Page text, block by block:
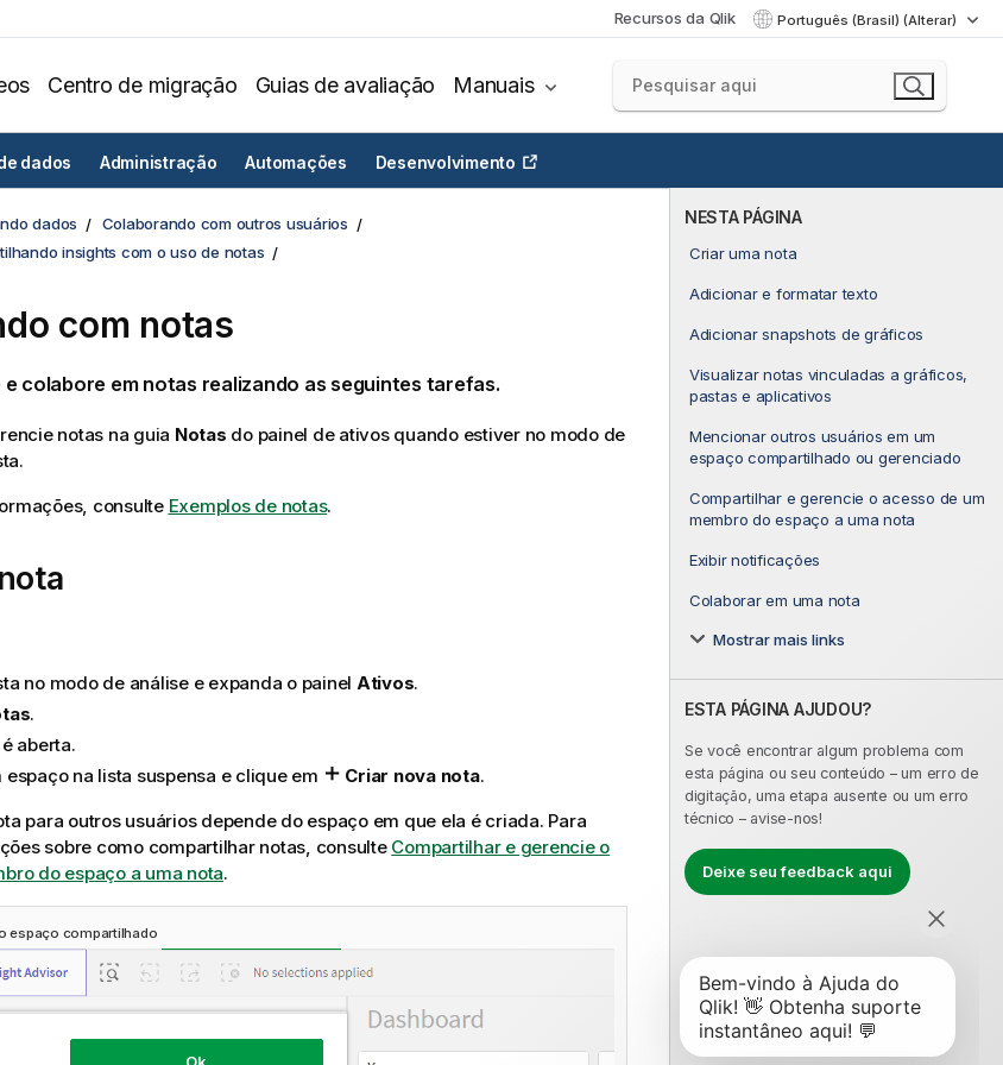
Recursos da Qlik Português (Brasil) (Alterar)
Centro de migração Guias de avaliação Manuais
dados Administração Automações Desenvolvimento
NESTA PÁGINA
Criar uma nota
Adicionar e formatar texto
Adicionar snapshots de gráficos
Visualizar notas vinculadas a gráficos,
pastas e aplicativos
Mencionar outros usuários em um
espaço compartilhado ou gerenciado
Compartilhar e gerencie o acesso de um
membro do espaço a uma nota
Exibir notificações
Colaborar em uma nota
Mostrar mais links
ESTA PÁGINA AJUDOU?
Se você encontrar algum problema com
esta página ou seu conteúdo – um erro de
digitação, uma etapa ausente ou um erro
técnico – avise-nos!
Deixe seu feedback aqui
dados
Colaborando com outros usuários
insights com o uso de notas
com notas
colabore em notas realizando as seguintes tarefas.
notas na guia Notas do painel de ativos quando estiver no modo de
consulte Exemplos de notas.
no modo de análise e expanda o painel Ativos.
.
é aberta.
espaço na lista suspensa e clique em
Criar nova nota.
para outros usuários depende do espaço em que ela é criada. Para
sobre como compartilhar notas, consulte Compartilhar e gerencie o
do espaço a uma nota.
espaço compartilhado